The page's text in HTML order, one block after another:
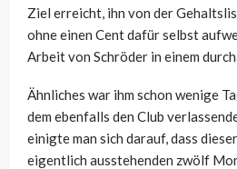
Ziel erreicht, ihn von der
ohne einen Cent dafür selbst
Arbeit von Schröder in einem
Ähnliches war ihm schon wenige
dem ebenfalls den Club
einigte man sich darauf, dass
eigentlich ausstehenden zwölf